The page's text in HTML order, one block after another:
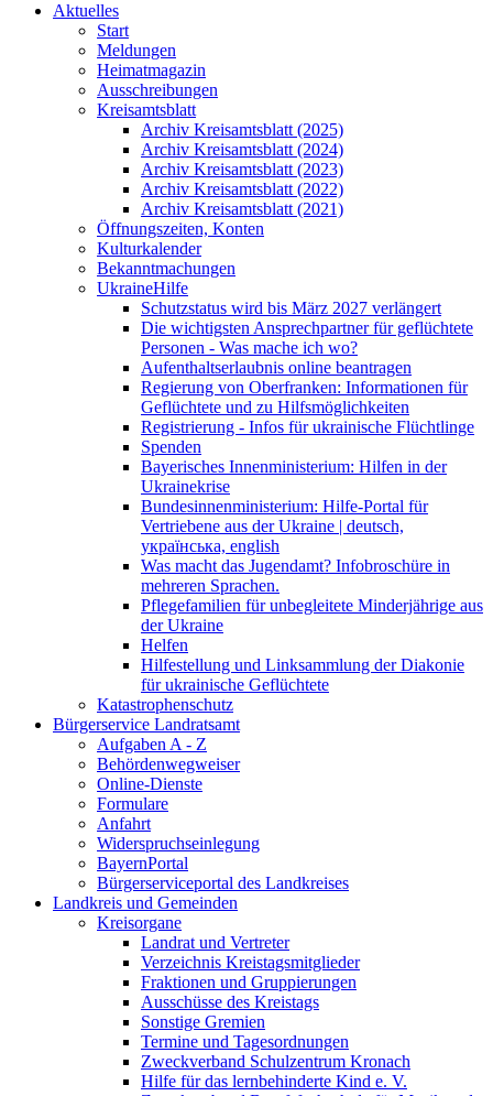
Aktuelles
Start
Meldungen
Heimatmagazin
Ausschreibungen
Kreisamtsblatt
Archiv Kreisamtsblatt (2025)
Archiv Kreisamtsblatt (2024)
Archiv Kreisamtsblatt (2023)
Archiv Kreisamtsblatt (2022)
Archiv Kreisamtsblatt (2021)
Öffnungszeiten, Konten
Kulturkalender
Bekanntmachungen
UkraineHilfe
Schutzstatus wird bis März 2027 verlängert
Die wichtigsten Ansprechpartner für geflüchtete
Personen - Was mache ich wo?
Aufenthaltserlaubnis online beantragen
Regierung von Oberfranken: Informationen für
Geflüchtete und zu Hilfsmöglichkeiten
Registrierung - Infos für ukrainische Flüchtlinge
Spenden
Bayerisches Innenministerium: Hilfen in der
Ukrainekrise
Bundesinnenministerium: Hilfe-Portal für
Vertriebene aus der Ukraine | deutsch,
українська, english
Was macht das Jugendamt? Infobroschüre in
mehreren Sprachen.
Pflegefamilien für unbegleitete Minderjährige aus
der Ukraine
Helfen
Hilfestellung und Linksammlung der Diakonie
für ukrainische Geflüchtete
Katastrophenschutz
Bürgerservice Landratsamt
Aufgaben A - Z
Behördenwegweiser
Online-Dienste
Formulare
Anfahrt
Widerspruchseinlegung
BayernPortal
Bürgerserviceportal des Landkreises
Landkreis und Gemeinden
Kreisorgane
Landrat und Vertreter
Verzeichnis Kreistagsmitglieder
Fraktionen und Gruppierungen
Ausschüsse des Kreistags
Sonstige Gremien
Termine und Tagesordnungen
Zweckverband Schulzentrum Kronach
Hilfe für das lernbehinderte Kind e. V.